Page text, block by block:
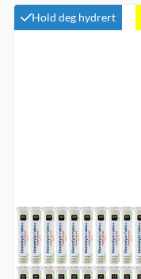
Hold deg hydrert